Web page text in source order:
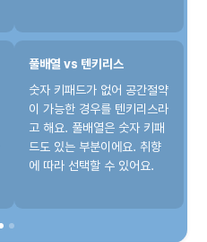
풀배열 vs 텐키리스
숫자 키패드가 없어 공간절약
이 가능한 경우를 텐키리스라
고 해요. 풀배열은 숫자 키패
드도 있는 부분이에요. 취향
에 따라 선택할 수 있어요.